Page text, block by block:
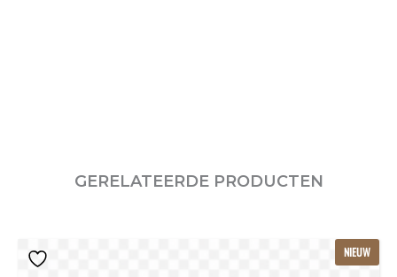
GERELATEERDE PRODUCTEN
NIEUW